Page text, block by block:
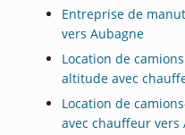
Entreprise de
vers Aubagne
Location de
altitude avec
Location de
avec chauffeur vers